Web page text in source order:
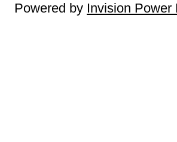
Powered by Invision Power